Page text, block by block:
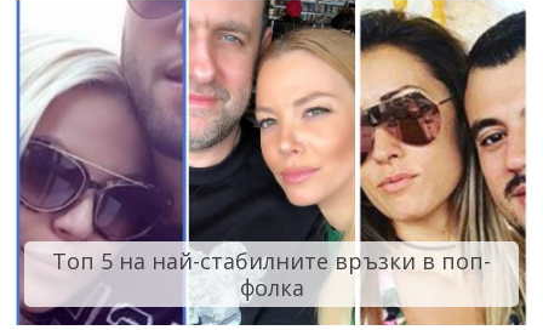
Топ 5 на най-стабилните връзки в поп-
фолка